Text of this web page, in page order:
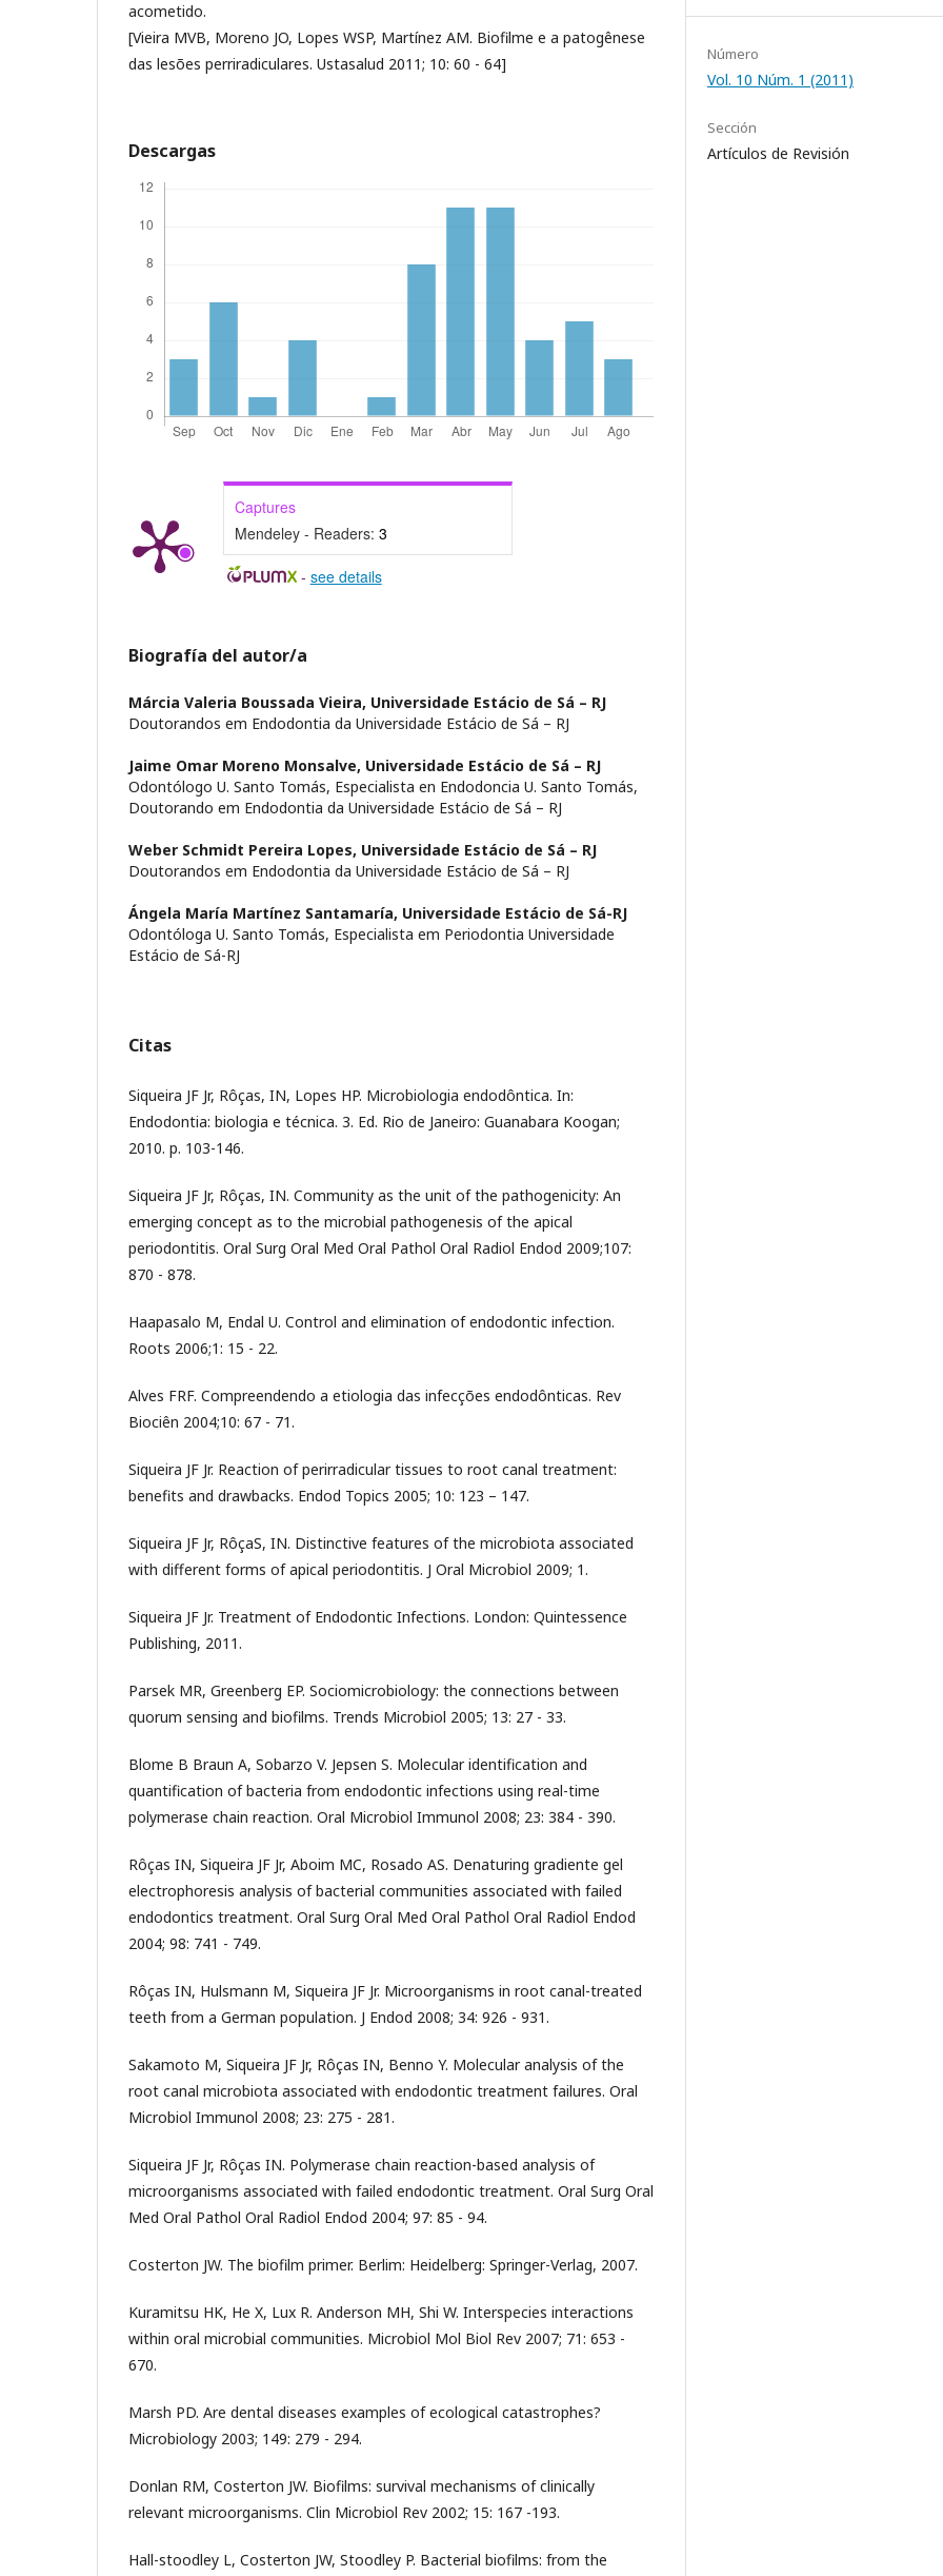
acometido.
[Vieira MVB, Moreno JO, Lopes WSP, Martínez AM. Biofilme e a patogênese
das lesões perriradiculares. Ustasalud 2011; 10: 60 - 64]
Descargas
Captures
Mendeley - Readers: 3
- see details
Biografía del autor/a
Márcia Valeria Boussada Vieira, Universidade Estácio de Sá – RJ
Doutorandos em Endodontia da Universidade Estácio de Sá – RJ
Jaime Omar Moreno Monsalve, Universidade Estácio de Sá – RJ
Odontólogo U. Santo Tomás, Especialista en Endodoncia U. Santo Tomás,
Doutorando em Endodontia da Universidade Estácio de Sá – RJ
Weber Schmidt Pereira Lopes, Universidade Estácio de Sá – RJ
Doutorandos em Endodontia da Universidade Estácio de Sá – RJ
Ángela María Martínez Santamaría, Universidade Estácio de Sá-RJ
Odontóloga U. Santo Tomás, Especialista em Periodontia Universidade
Estácio de Sá-RJ
Citas
Siqueira JF Jr, Rôças, IN, Lopes HP. Microbiologia endodôntica. In:
Endodontia: biologia e técnica. 3. Ed. Rio de Janeiro: Guanabara Koogan;
2010. p. 103-146.
Siqueira JF Jr, Rôças, IN. Community as the unit of the pathogenicity: An
emerging concept as to the microbial pathogenesis of the apical
periodontitis. Oral Surg Oral Med Oral Pathol Oral Radiol Endod 2009;107:
870 - 878.
Haapasalo M, Endal U. Control and elimination of endodontic infection.
Roots 2006;1: 15 - 22.
Alves FRF. Compreendendo a etiologia das infecções endodônticas. Rev
Biociên 2004;10: 67 - 71.
Siqueira JF Jr. Reaction of perirradicular tissues to root canal treatment:
benefits and drawbacks. Endod Topics 2005; 10: 123 – 147.
Siqueira JF Jr, RôçaS, IN. Distinctive features of the microbiota associated
with different forms of apical periodontitis. J Oral Microbiol 2009; 1.
Siqueira JF Jr. Treatment of Endodontic Infections. London: Quintessence
Publishing, 2011.
Parsek MR, Greenberg EP. Sociomicrobiology: the connections between
quorum sensing and biofilms. Trends Microbiol 2005; 13: 27 - 33.
Blome B Braun A, Sobarzo V. Jepsen S. Molecular identification and
quantification of bacteria from endodontic infections using real-time
polymerase chain reaction. Oral Microbiol Immunol 2008; 23: 384 - 390.
Rôças IN, Siqueira JF Jr, Aboim MC, Rosado AS. Denaturing gradiente gel
electrophoresis analysis of bacterial communities associated with failed
endodontics treatment. Oral Surg Oral Med Oral Pathol Oral Radiol Endod
2004; 98: 741 - 749.
Rôças IN, Hulsmann M, Siqueira JF Jr. Microorganisms in root canal-treated
teeth from a German population. J Endod 2008; 34: 926 - 931.
Sakamoto M, Siqueira JF Jr, Rôças IN, Benno Y. Molecular analysis of the
root canal microbiota associated with endodontic treatment failures. Oral
Microbiol Immunol 2008; 23: 275 - 281.
Siqueira JF Jr, Rôças IN. Polymerase chain reaction-based analysis of
microorganisms associated with failed endodontic treatment. Oral Surg Oral
Med Oral Pathol Oral Radiol Endod 2004; 97: 85 - 94.
Costerton JW. The biofilm primer. Berlim: Heidelberg: Springer-Verlag, 2007.
Kuramitsu HK, He X, Lux R. Anderson MH, Shi W. Interspecies interactions
within oral microbial communities. Microbiol Mol Biol Rev 2007; 71: 653 -
670.
Marsh PD. Are dental diseases examples of ecological catastrophes?
Microbiology 2003; 149: 279 - 294.
Donlan RM, Costerton JW. Biofilms: survival mechanisms of clinically
relevant microorganisms. Clin Microbiol Rev 2002; 15: 167 -193.
Hall-stoodley L, Costerton JW, Stoodley P. Bacterial biofilms: from the
Número
Vol. 10 Núm. 1 (2011)
Sección
Artículos de Revisión